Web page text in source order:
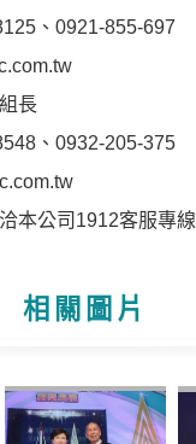
、0921-855-697
長
、0932-205-375
本公司1912客服專線
相關圖片